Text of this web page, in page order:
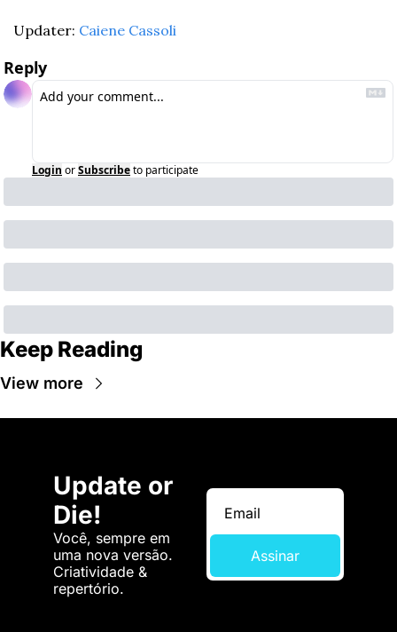
Updater: Caiene Cassoli
Reply
Login orSubscribeto participate
Keep Reading
View more
Update or
Die!
Você, sempre em
uma nova versão.
Criatividade &
repertório.
Assinar